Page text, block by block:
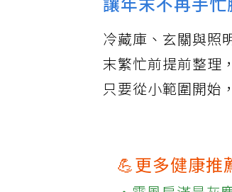
讓年末不再手
冷藏庫、玄關與照
末繁忙前提前整理
只要從小範圍開始
💪更多健康推